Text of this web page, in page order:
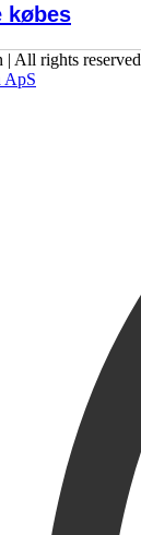
købes
| All rights reserved
ApS